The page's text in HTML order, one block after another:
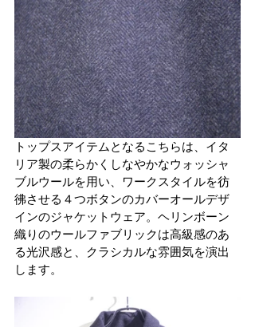
トップスアイテムとなるこちらは、イタ
リア製の柔らかくしなやかなウォッシャ
ブルウールを用い、ワークスタイルを彷
彿させる４つボタンのカバーオールデザ
インのジャケットウェア。ヘリンボーン
織りのウールファブリックは高級感のあ
る光沢感と、クラシカルな雰囲気を演出
します。